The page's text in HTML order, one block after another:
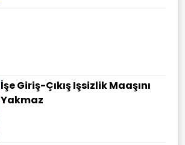
İşe Giriş-Çıkış Işsizlik Maaşını
Yakmaz